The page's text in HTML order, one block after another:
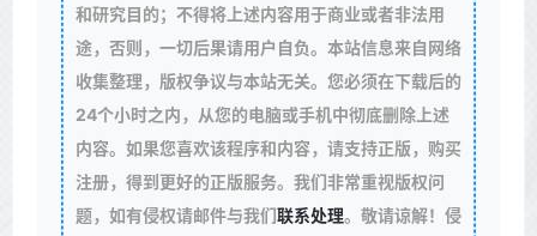
和研究目的；不得将上述内容用于商业或者非法用
途，否则，一切后果请用户自负。本站信息来自网络
收集整理，版权争议与本站无关。您必须在下载后的
24个小时之内，从您的电脑或手机中彻底删除上述
内容。如果您喜欢该程序和内容，请支持正版，购买
注册，得到更好的正版服务。我们非常重视版权问
题，如有侵权请邮件与我们联系处理。敬请谅解！侵